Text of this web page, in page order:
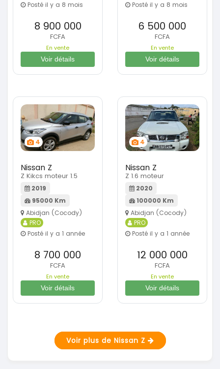
Posté il y a 8 mois
8 900 000
FCFA
En vente
Voir détails
Posté il y a 8 mois
6 500 000
FCFA
En vente
Voir détails
4
Nissan Z
Z Kikcs moteur 1.5
2019
95000 Km
Abidjan (Cocody)
PRO
Posté il y a 1 année
8 700 000
FCFA
En vente
Voir détails
4
Nissan Z
Z 1.6 moteur
2020
100000 Km
Abidjan (Cocody)
PRO
Posté il y a 1 année
12 000 000
FCFA
En vente
Voir détails
Voir plus de Nissan Z